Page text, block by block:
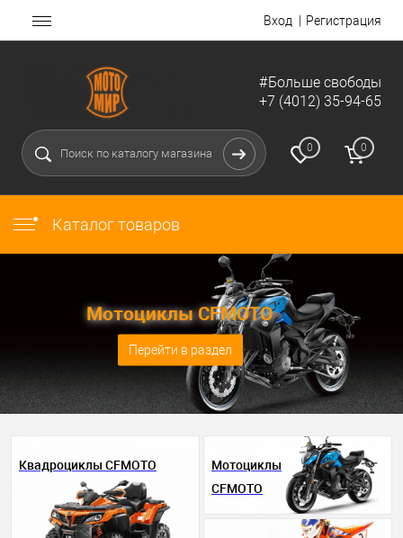
Вход Регистрация
#Больше свободы
+7 (4012) 35-94-65
0 0
Каталог товаров
Мотоциклы CFMOTO
Перейти в раздел
Квадроциклы CFMOTO
Мотоциклы
CFMOTO